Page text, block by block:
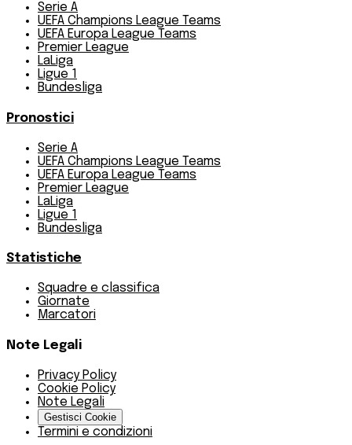
Serie A
UEFA Champions League Teams
UEFA Europa League Teams
Premier League
LaLiga
Ligue 1
Bundesliga
Pronostici
Serie A
UEFA Champions League Teams
UEFA Europa League Teams
Premier League
LaLiga
Ligue 1
Bundesliga
Statistiche
Squadre e classifica
Giornate
Marcatori
Note Legali
Privacy Policy
Cookie Policy
Note Legali
Gestisci Cookie
Termini e condizioni